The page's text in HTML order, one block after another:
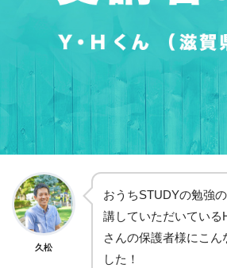
久松
おうちSTUDYの勉強
講していただいている
さんの保護者様にこん
した！